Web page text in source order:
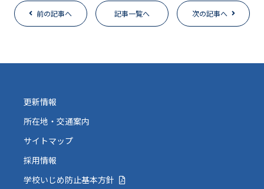
前の記事へ 記事一覧へ 次の記事へ
更新情報
所在地・交通案内
サイトマップ
採用情報
学校いじめ防止基本方針